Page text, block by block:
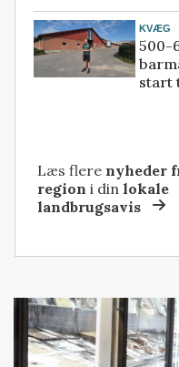
KVÆG
500-
start
Læs flere nyheder
region i dinlokale
landbrugsavis